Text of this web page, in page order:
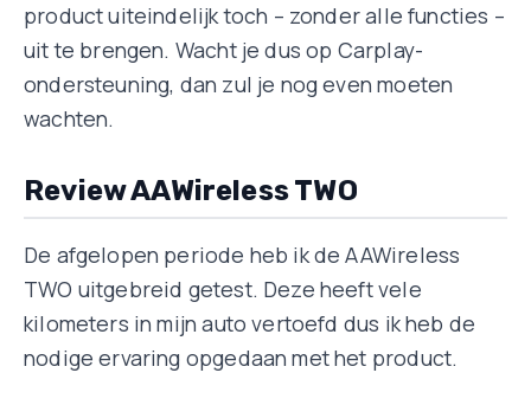
product uiteindelijk toch – zonder alle functies –
uit te brengen. Wacht je dus op Carplay-
ondersteuning, dan zul je nog even moeten
wachten.
Review AAWireless TWO
De afgelopen periode heb ik de AAWireless
TWO uitgebreid getest. Deze heeft vele
kilometers in mijn auto vertoefd dus ik heb de
nodige ervaring opgedaan met het product.